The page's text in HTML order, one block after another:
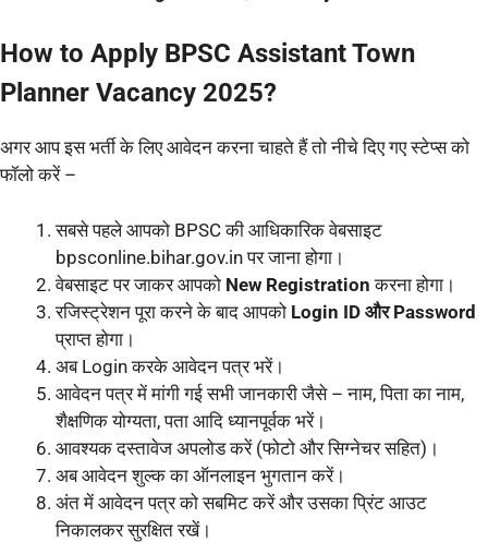
How to Apply BPSC Assistant Town
Planner Vacancy 2025?
अगर आप इस भर्ती के लिए आवेदन करना चाहते हैं तो नीचे दिए गए स्टेप्स को
फॉलो करें –
सबसे पहले आपको BPSC की आधिकारिक वेबसाइट
bpsconline.bihar.gov.in पर जाना होगा।
वेबसाइट पर जाकर आपको New Registration करना होगा।
रजिस्ट्रेशन पूरा करने के बाद आपको Login ID और Password
प्राप्त होगा।
अब Login करके आवेदन पत्र भरें।
आवेदन पत्र में मांगी गई सभी जानकारी जैसे – नाम, पिता का नाम,
शैक्षणिक योग्यता, पता आदि ध्यानपूर्वक भरें।
आवश्यक दस्तावेज अपलोड करें (फोटो और सिग्नेचर सहित)।
अब आवेदन शुल्क का ऑनलाइन भुगतान करें।
अंत में आवेदन पत्र को सबमिट करें और उसका प्रिंट आउट
निकालकर सुरक्षित रखें।